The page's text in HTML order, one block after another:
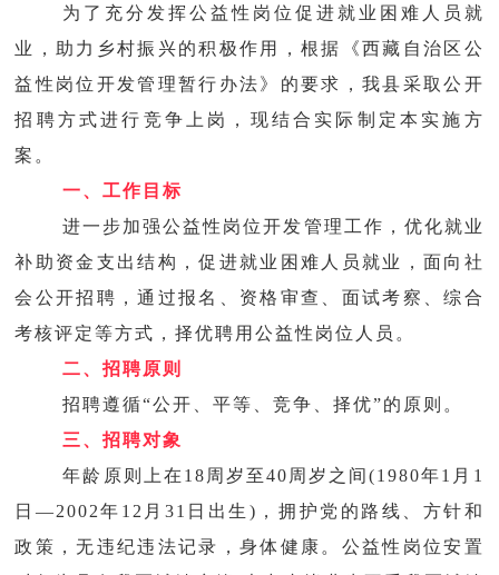
为了充分发挥公益性岗位促进就业困难人员就
业，助力乡村振兴的积极作用，根据《西藏自治区公
益性岗位开发管理暂行办法》的要求，我县采取公开
招聘方式进行竞争上岗，现结合实际制定本实施方
案。
一、工作目标
进一步加强公益性岗位开发管理工作，优化就业
补助资金支出结构，促进就业困难人员就业，面向社
会公开招聘，通过报名、资格审查、面试考察、综合
考核评定等方式，择优聘用公益性岗位人员。
二、招聘原则
招聘遵循“公开、平等、竞争、择优”的原则。
三、招聘对象
年龄原则上在18周岁至40周岁之间(1980年1月1
日—2002年12月31日出生)，拥护党的路线、方针和
政策，无违纪违法记录，身体健康。公益性岗位安置